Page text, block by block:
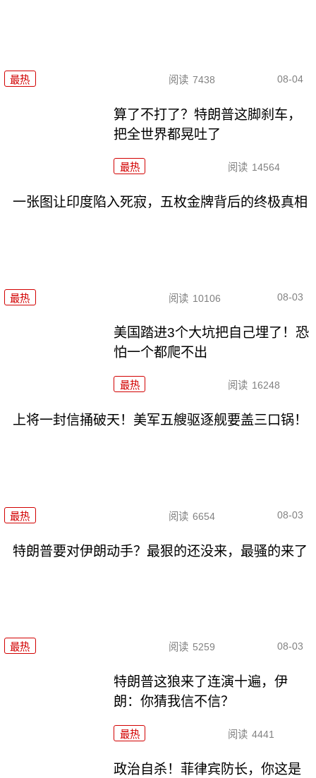
最热 阅读 7438 08-04
算了不打了？特朗普这脚刹车，
把全世界都晃吐了
最热 阅读 14564
一张图让印度陷入死寂，五枚金牌背后的终极真相
最热 阅读 10106 08-03
美国踏进3个大坑把自己埋了！恐
怕一个都爬不出
最热 阅读 16248
上将一封信捅破天！美军五艘驱逐舰要盖三口锅！
最热 阅读 6654 08-03
特朗普要对伊朗动手？最狠的还没来，最骚的来了
最热 阅读 5259 08-03
特朗普这狼来了连演十遍，伊
朗：你猜我信不信？
最热 阅读 4441
政治自杀！菲律宾防长，你这是